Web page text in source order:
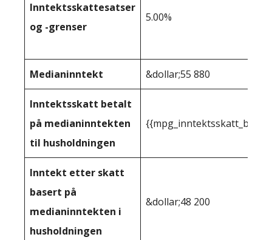
Inntektsskattesatser
og -grenser
5.00%
Medianinntekt &dollar;55 880
Inntektsskatt betalt
på medianinntekten
til husholdningen
Inntekt etter skatt
basert på
medianinntekten i
husholdningen
&dollar;48 200